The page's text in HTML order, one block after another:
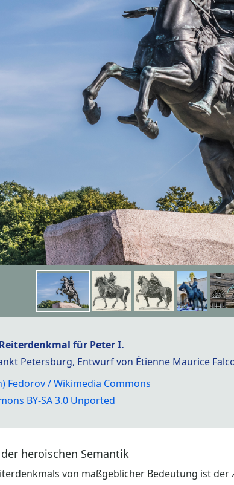
Reiterdenkmal für Peter I.
Petersburg, Entwurf von Étienne Maurice
Fedorov / Wikimedia Commons
BY-SA 3.0 Unported
heroischen Semantik
von maßgeblicher Bedeutung ist der